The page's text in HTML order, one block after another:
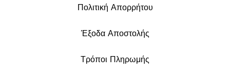
Πολιτική Απορρήτου
Έξοδα Αποστολής
Τρόποι Πληρωμής